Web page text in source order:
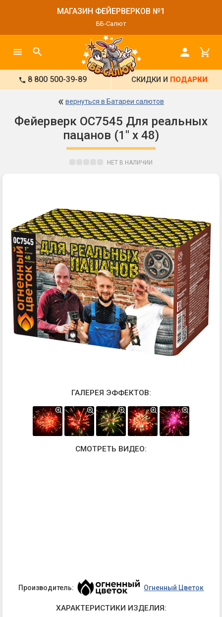
МАГАЗИН ФЕЙЕРВЕРКОВ №1
ББ-Салют
8 800 500-39-89 СКИДКИ И ПОДАРКИ
« вернуться в Батареи салютов
Фейерверк ОС7545 Для реальных
пацанов (1" х 48)
НЕТ В НАЛИЧИИ
ГАЛЕРЕЯ ЭФФЕКТОВ:
СМОТРЕТЬ ВИДЕО:
Производитель: Огненный Цветок
ХАРАКТЕРИСТИКИ ИЗДЕЛИЯ: